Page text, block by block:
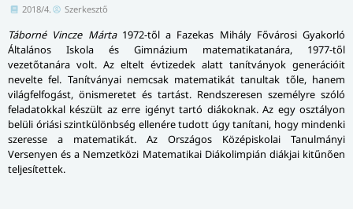
2018/4. Szerkesztő
Táborné Vincze Márta1972-től a Fazekas Mihály Fővárosi Gyakorló
Általános Iskola és Gimnázium matematikatanára, 1977-től
vezetőtanára volt. Az eltelt évtizedek alatt tanítványok generációit
nevelte fel. Tanítványai nemcsak matematikát tanultak tőle, hanem
világfelfogást, önismeretet és tartást. Rendszeresen személyre szóló
feladatokkal készült az erre igényt tartó diákoknak. Az egy osztályon
belüli óriási szintkülönbség ellenére tudott úgy tanítani, hogy mindenki
szeresse a matematikát. Az Országos Középiskolai Tanulmányi
Versenyen és a Nemzetközi Matematikai Diákolimpián diákjai kitűnően
teljesítettek.